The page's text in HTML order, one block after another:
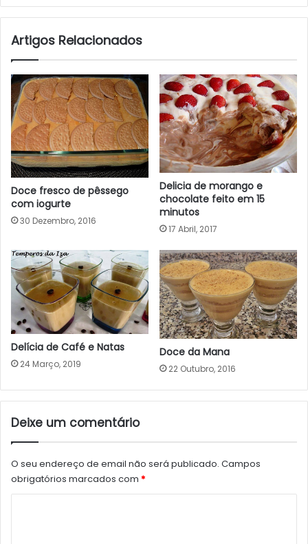
Artigos Relacionados
Doce fresco de pêssego
com iogurte
30 Dezembro, 2016
Delicia de morango e
chocolate feito em 15
minutos
17 Abril, 2017
Delícia de Café e Natas
24 Março, 2019
Doce da Mana
22 Outubro, 2016
Deixe um comentário
O seu endereço de email não será publicado. Campos
obrigatórios marcados com *